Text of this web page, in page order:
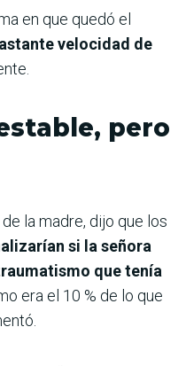
en que quedó el
velocidad de
pero
la madre, dijo que los
si la señora
que tenía
era el 10 % de lo que